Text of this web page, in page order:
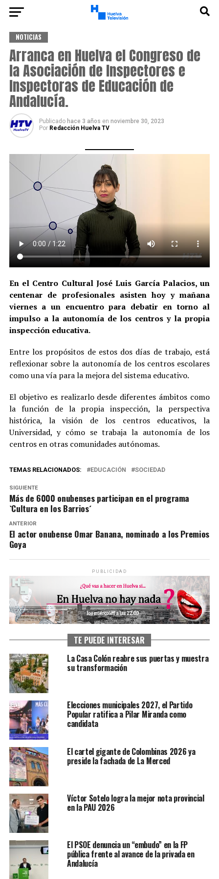
NOTICIAS
Arranca en Huelva el Congreso de
la Asociación de Inspectores e
Inspectoras de Educación de
Andalucía.
Publicado hace 3 años en noviembre 30, 2023
Por Redacción Huelva TV
En el Centro Cultural José Luis García Palacios, un
centenar de profesionales asisten hoy y mañana
viernes a un encuentro para debatir en torno al
impulso a la autonomía de los centros y la propia
inspección educativa.
Entre los propósitos de estos dos días de trabajo, está
reflexionar sobre la autonomía de los centros escolares
como una vía para la mejora del sistema educativo.
El objetivo es realizarlo desde diferentes ámbitos como
la función de la propia inspección, la perspectiva
histórica, la visión de los centros educativos, la
Universidad, y cómo se trabaja la autonomía de los
centros en otras comunidades autónomas.
TEMAS RELACIONADOS: EDUCACIÓN SOCIEDAD
SIGUIENTE
Más de 6000 onubenses participan en el programa
`Cultura en los Barrios´
ANTERIOR
El actor onubense Omar Banana, nominado a los Premios
Goya
PUBLICIDAD
TE PUEDE INTERESAR
La Casa Colón reabre sus puertas y muestra
su transformación
Elecciones municipales 2027, el Partido
Popular ratifica a Pilar Miranda como
candidata
El cartel gigante de Colombinas 2026 ya
preside la fachada de La Merced
Víctor Sotelo logra la mejor nota provincial
en la PAU 2026
El PSOE denuncia un “embudo” en la FP
pública frente al avance de la privada en
Andalucía